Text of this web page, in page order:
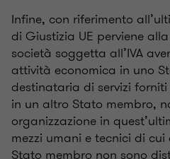
Infine, con riferimento
di Giustizia UE perviene
società soggetta all’IVA
attività economica in uno
destinataria di servizi
in un altro Stato membro,
organizzazione in
mezzi umani e tecnici di
Stato membro non sono